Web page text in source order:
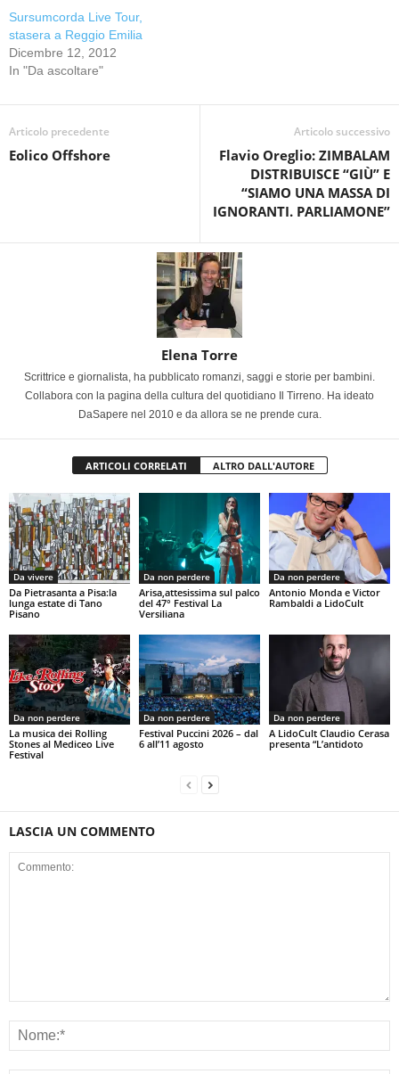
Sursumcorda Live Tour,
stasera a Reggio Emilia
Dicembre 12, 2012
In "Da ascoltare"
Articolo precedente
Eolico Offshore
Articolo successivo
Flavio Oreglio: ZIMBALAM
DISTRIBUISCE “GIÙ” E
“SIAMO UNA MASSA DI
IGNORANTI. PARLIAMONE”
Elena Torre
Scrittrice e giornalista, ha pubblicato romanzi, saggi e storie per bambini.
Collabora con la pagina della cultura del quotidiano Il Tirreno. Ha ideato
DaSapere nel 2010 e da allora se ne prende cura.
ARTICOLI CORRELATI ALTRO DALL'AUTORE
Da vivere
Da Pietrasanta a Pisa:la
lunga estate di Tano
Pisano
Da non perdere
Arisa,attesissima sul palco
del 47° Festival La
Versiliana
Da non perdere
Antonio Monda e Victor
Rambaldi a LidoCult
Da non perdere
La musica dei Rolling
Stones al Mediceo Live
Festival
Da non perdere
Festival Puccini 2026 – dal
6 all’11 agosto
Da non perdere
A LidoCult Claudio Cerasa
presenta “L’antidoto
LASCIA UN COMMENTO